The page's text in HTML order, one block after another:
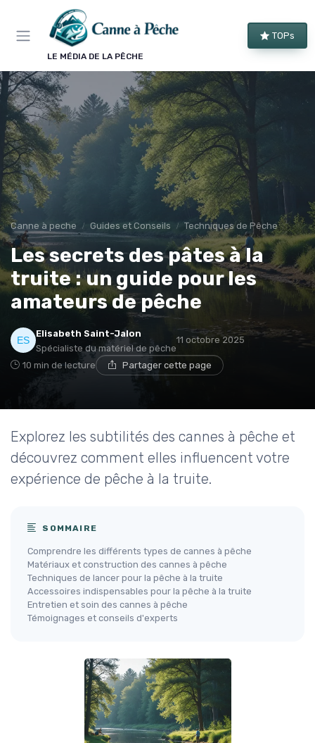
LE MÉDIA DE LA PÊCHE
TOPs
Canne à peche Guides et Conseils Techniques de Pêche
Les secrets des pâtes à la
truite : un guide pour les
amateurs de pêche
Elisabeth Saint-Jalon
Spécialiste du matériel de pêche
11 octobre 2025
10 min de lecture Partager cette page
Explorez les subtilités des cannes à pêche et
découvrez comment elles influencent votre
expérience de pêche à la truite.
SOMMAIRE
Comprendre les différents types de cannes à pêche
Matériaux et construction des cannes à pêche
Techniques de lancer pour la pêche à la truite
Accessoires indispensables pour la pêche à la truite
Entretien et soin des cannes à pêche
Témoignages et conseils d'experts
Panneau de gestion des cookies